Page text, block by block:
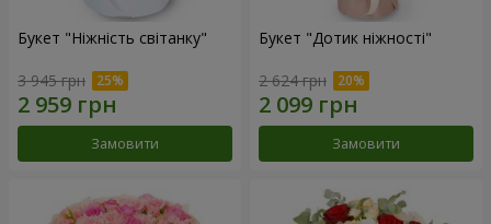
Букет "Ніжність світанку"
3 945 грн
Замовити
Букет "Дотик ніжності"
2 624 грн
Замовити